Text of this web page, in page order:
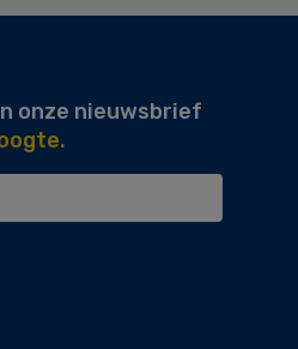
onze nieuwsbrief